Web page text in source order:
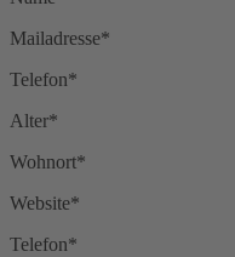
Mailadresse*
Telefon*
Alter*
Wohnort*
Website*
Telefon*